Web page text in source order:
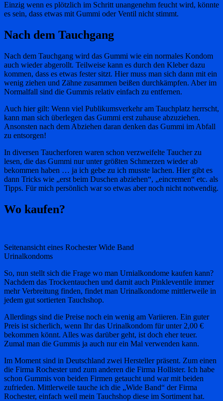
Einzig wenn es plötzlich im Schritt unangenehm feucht wird, könnte
es sein, dass etwas mit Gummi oder Ventil nicht stimmt.
Nach dem Tauchgang
Nach dem Tauchgang wird das Gummi wie ein normales Kondom
auch wieder abgerollt. Teilweise kann es durch den Kleber dazu
kommen, dass es etwas fester sitzt. Hier muss man sich dann mit ein
wenig ziehen und Zähne zusammen beißen durchkämpfen. Aber im
Normalfall sind die Gummis relativ einfach zu entfernen.
Auch hier gilt: Wenn viel Publikumsverkehr am Tauchplatz herrscht,
kann man sich überlegen das Gummi erst zuhause abzuziehen.
Ansonsten nach dem Abziehen daran denken das Gummi im Abfall
zu entsorgen!
In diversen Taucherforen waren schon verzweifelte Taucher zu
lesen, die das Gummi nur unter größten Schmerzen wieder ab
bekommen haben … ja ich gebe zu ich musste lachen. Hier gibt es
dann Tricks wie „erst beim Duschen abziehen“, „eincremen“ etc. als
Tipps. Für mich persönlich war so etwas aber noch nicht notwendig.
Wo kaufen?
Seitenansicht eines Rochester Wide Band
Urinalkondoms
So, nun stellt sich die Frage wo man Urnialkondome kaufen kann?
Nachdem das Trockentauchen und damit auch Pinkleventile immer
mehr Verbreitung finden, findet man Urinalkondome mittlerweile in
jedem gut sortierten Tauchshop.
Allerdings sind die Preise noch ein wenig am Variieren. Ein guter
Preis ist sicherlich, wenn Ihr das Urinalkondom für unter 2,00 €
bekommen könnt. Alles was darüber geht, ist doch eher teuer.
Zumal man die Gummis ja auch nur ein Mal verwenden kann.
Im Moment sind in Deutschland zwei Hersteller präsent. Zum einen
die Firma Rochester und zum anderen die Firma Hollister. Ich habe
schon Gummis von beiden Firmen getaucht und war mit beiden
zufrieden. Mittlerweile tauche ich die „Wide Band“ der Firma
Rochester, einfach weil mein Tauchshop diese im Sortiment hat.